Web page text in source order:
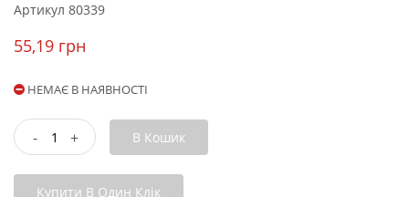
Артикул 80339
55,19 грн
НЕМАЄ В НАЯВНОСТІ
- + В Кошик
Купити В Один Клік